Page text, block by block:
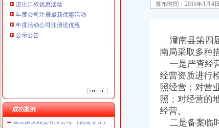
本站导航
进出口权优惠活动
年度公司注册最新优惠活动
年度活动公司注册送优惠
公示公告
成功案例
重庆鸽牌电线电缆有限公司 渝北10010万 (进出口权)
重庆傲志众达投资咨询有限责任公司 渝九1000万 （增资）
重庆臣夫商贸有限公司 （执照专让）
重庆卿倾商贸有限责任公司 渝江100万 （工商注册）
发布时间：2011年3月4
潼南县第四
南局采取多种
一是严查经
经营资质进行
照经营；对营
照；对经营的
经营。
二是备案临